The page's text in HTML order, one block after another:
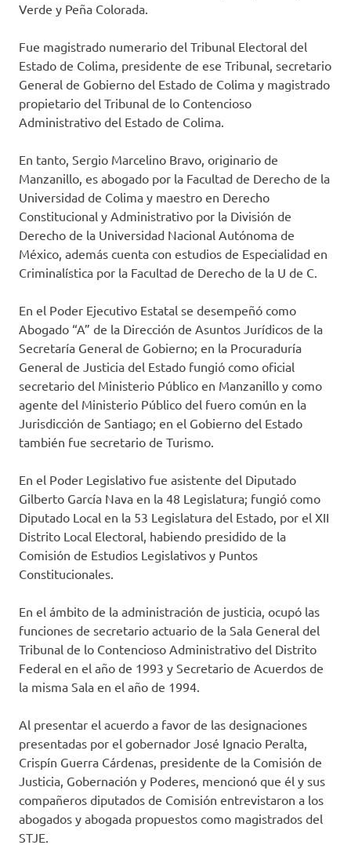
Verde y Peña Colorada.
Fue magistrado numerario del Tribunal Electoral del
Estado de Colima, presidente de ese Tribunal, secretario
General de Gobierno del Estado de Colima y magistrado
propietario del Tribunal de lo Contencioso
Administrativo del Estado de Colima.
En tanto, Sergio Marcelino Bravo, originario de
Manzanillo, es abogado por la Facultad de Derecho de la
Universidad de Colima y maestro en Derecho
Constitucional y Administrativo por la División de
Derecho de la Universidad Nacional Autónoma de
México, además cuenta con estudios de Especialidad en
Criminalística por la Facultad de Derecho de la U de C.
En el Poder Ejecutivo Estatal se desempeñó como
Abogado “A” de la Dirección de Asuntos Jurídicos de la
Secretaría General de Gobierno; en la Procuraduría
General de Justicia del Estado fungió como oficial
secretario del Ministerio Público en Manzanillo y como
agente del Ministerio Público del fuero común en la
Jurisdicción de Santiago; en el Gobierno del Estado
también fue secretario de Turismo.
En el Poder Legislativo fue asistente del Diputado
Gilberto García Nava en la 48 Legislatura; fungió como
Diputado Local en la 53 Legislatura del Estado, por el XII
Distrito Local Electoral, habiendo presidido de la
Comisión de Estudios Legislativos y Puntos
Constitucionales.
En el ámbito de la administración de justicia, ocupó las
funciones de secretario actuario de la Sala General del
Tribunal de lo Contencioso Administrativo del Distrito
Federal en el año de 1993 y Secretario de Acuerdos de
la misma Sala en el año de 1994.
Al presentar el acuerdo a favor de las designaciones
presentadas por el gobernador José Ignacio Peralta,
Crispín Guerra Cárdenas, presidente de la Comisión de
Justicia, Gobernación y Poderes, mencionó que él y sus
compañeros diputados de Comisión entrevistaron a los
abogados y abogada propuestos como magistrados del
STJE.